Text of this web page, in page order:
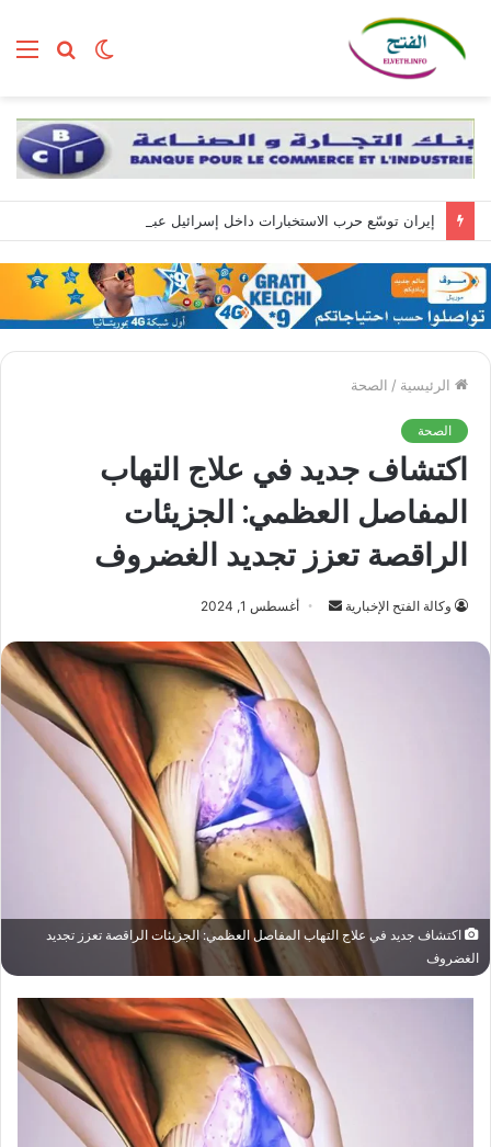
بحث الوضع
الرئيسية / الصحة
الصحة
اكتشاف جديد في علاج التهاب
المفاصل العظمي: الجزيئات
الراقصة تعزز تجديد الغضروف
وكالة الفتح الإخبارية
أرسل
إلكترونيا
أغسطس 1, 2024
اكتشاف جديد في علاج التهاب المفاصل العظمي: الجزيئات الراقصة تعزز تجديد
الغضروف